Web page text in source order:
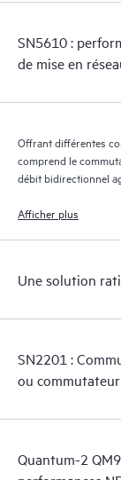
SN5610 :
de mise en
Offrant différentes
comprend le
débit bidirectionnel
Afficher plus
Une solution
SN2201 :
ou
Quantum-2